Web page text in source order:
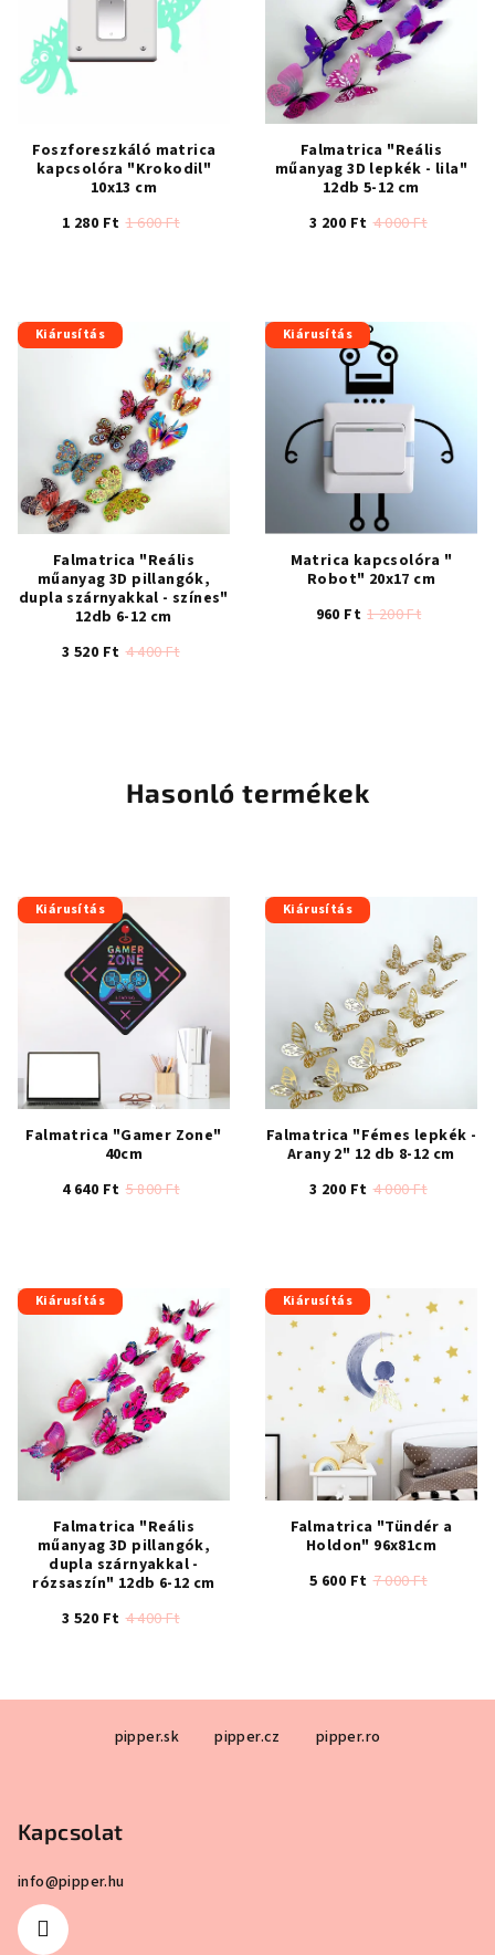
Foszforeszkáló matrica
kapcsolóra "Krokodil"
10x13 cm
1 280 Ft 1 600 Ft
értékelése
ből
5,0
csillag.
Falmatrica "Reális
műanyag 3D lepkék - lila"
12db 5-12 cm
3 200 Ft 4 000 Ft
értékelése
5-
ből
4,3
csillag.
Kiárusítás
Falmatrica "Reális
műanyag 3D pillangók,
dupla szárnyakkal - színes"
12db 6-12 cm
3 520 Ft 4 400 Ft
Kiárusítás
Matrica kapcsolóra "
Robot" 20x17 cm
960 Ft 1 200 Ft
Hasonló termékek
Kiárusítás
Falmatrica "Gamer Zone"
40cm
4 640 Ft 5 800 Ft
Kiárusítás
Falmatrica "Fémes lepkék -
Arany 2" 12 db 8-12 cm
3 200 Ft 4 000 Ft
Kiárusítás
Falmatrica "Reális
műanyag 3D pillangók,
dupla szárnyakkal -
rózsaszín" 12db 6-12 cm
3 520 Ft 4 400 Ft
Kiárusítás
Falmatrica "Tündér a
Holdon" 96x81cm
5 600 Ft 7 000 Ft
ből
pipper.sk pipper.cz pipper.ro
Kapcsolat
info@pipper.hu